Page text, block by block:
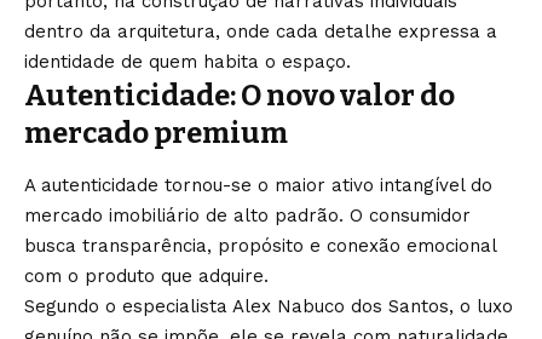
dentro da arquitetura, onde cada detalhe expressa a
identidade de quem habita o espaço.
Autenticidade: O novo valor do
mercado premium
A autenticidade tornou-se o maior ativo intangível do
mercado imobiliário de alto padrão. O consumidor
busca transparência, propósito e conexão emocional
com o produto que adquire.
Segundo o especialista Alex Nabuco dos Santos, o luxo